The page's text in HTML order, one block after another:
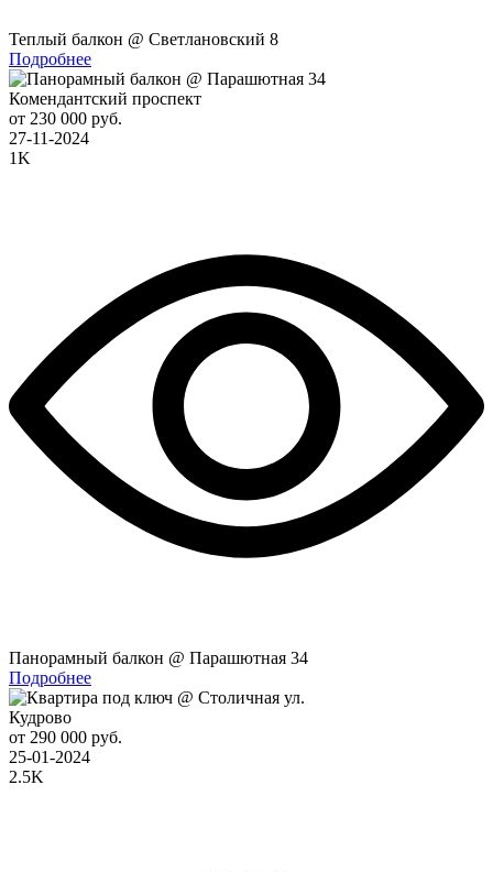
Теплый балкон @ Светлановский 8
Подробнее
Комендантский проспект
от 230 000 руб.
27-11-2024
1K
Панорамный балкон @ Парашютная 34
Подробнее
Кудрово
от 290 000 руб.
25-01-2024
2.5K